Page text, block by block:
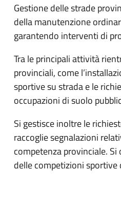
Gestione delle strade
della manutenzione
garantendo interventi di
Tra le principali attività
provinciali, come
sportive su strada e le
occupazioni di suolo
Si gestisce inoltre le
raccoglie segnalazioni
competenza provinciale.
delle competizioni